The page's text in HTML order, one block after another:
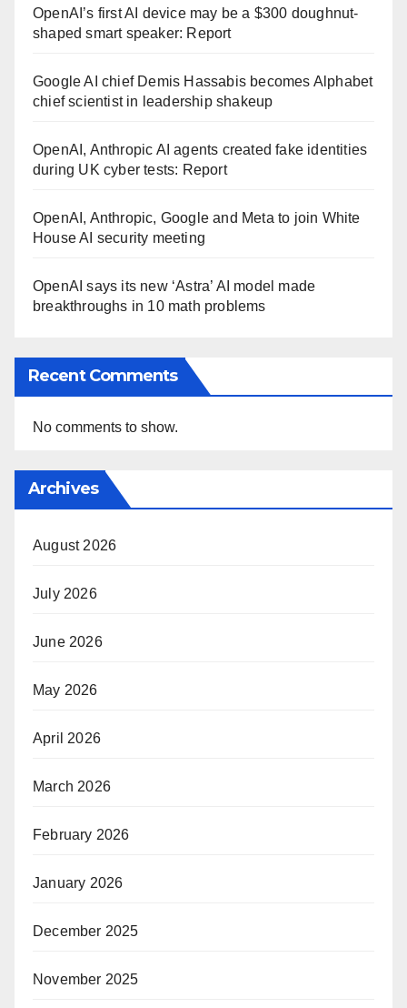
OpenAI’s first AI device may be a $300 doughnut-
shaped smart speaker: Report
Google AI chief Demis Hassabis becomes Alphabet
chief scientist in leadership shakeup
OpenAI, Anthropic AI agents created fake identities
during UK cyber tests: Report
OpenAI, Anthropic, Google and Meta to join White
House AI security meeting
OpenAI says its new ‘Astra’ AI model made
breakthroughs in 10 math problems
Recent Comments
No comments to show.
Archives
August 2026
July 2026
June 2026
May 2026
April 2026
March 2026
February 2026
January 2026
December 2025
November 2025